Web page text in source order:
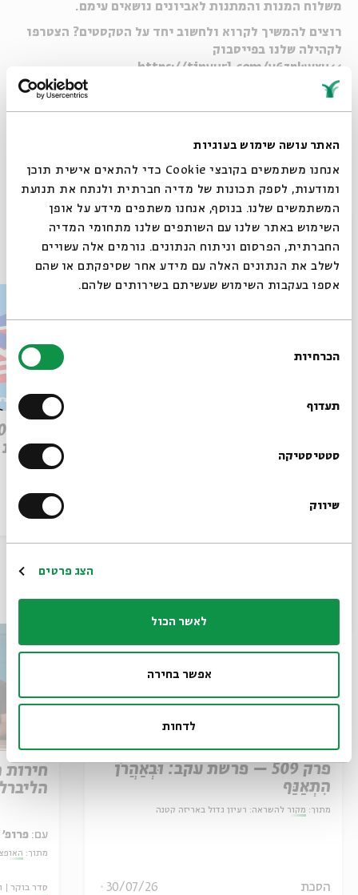
האתר עושה שימוש בעוגיות
אנחנו משתמשים בקובצי Cookie כדי להתאים אישית תוכן
ומודעות, לספק תכונות של מדיה חברתית ולנתח את תנועת
המשתמשים שלנו. בנוסף, אנחנו משתפים מידע על אופן
השימוש באתר שלנו עם השותפים שלנו מתחומי המדיה
החברתית, הפרסום וניתוח הנתונים. גורמים אלה עשויים
לשלב את הנתונים האלה עם מידע אחר שסיפקתם או שהם
אספו בעקבות השימוש שעשיתם בשירותים שלהם.
הסכמה
הכרחיות
תעדוף
סטטיסטיקה
שיווק
הצג פרטים
לאשר הכול
אפשר בחירה
לדחות
משלוח המנות והמתנות לאביונים נושאים עימם.
רוצים להמשיך לקרוא ולחשוב יחד על הטקסטים? הצטרפו
לקהילה שלנו בפייסבוק
>>https://tinyurl.com/y6zpkwxu
לפלייליסט מתעדכן עם השירים המתנגנים בפרקים >>
לקבלת עדכונים על פרק חדש ב- Whatsapp
Email
פרקים נוספים בסדרה
לוהטת
הסכת
פרק 509 – פרשת עקב: וּבְאַהֲרֹן
הִתְאַנַּף
מתוך: מקור להשראה: רעיון גדול באריזה קטנה
הסכת 30/07/26
עם: פרופ'
מתוך:
סדר בוקר
סגור